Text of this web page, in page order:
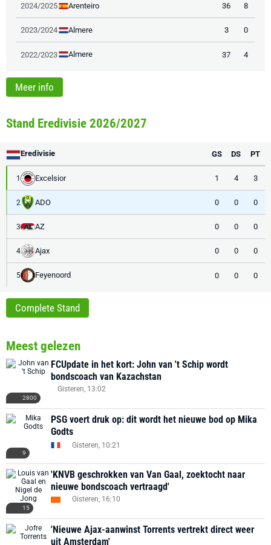
2024/2025 Arenteiro 36 8
2023/2024 Almere 3 0
2022/2023 Almere 37 4
Meer info
Stand Eredivisie 2026/2027
Eredivisie GS DS PT
1 Excelsior 1 4 3
2 ADO 0 0 0
3 AZ 0 0 0
4 Ajax 0 0 0
5 Feyenoord 0 0 0
Complete Stand
Meest gelezen
2800
FCUpdate in het kort: John van 't Schip wordt
bondscoach van Kazachstan
Gisteren, 13:02
9
PSG voert druk op: dit wordt het nieuwe bod op Mika
Godts
Gisteren, 10:21
15
'KNVB geschrokken van Van Gaal, zoektocht naar
nieuwe bondscoach vertraagd'
Gisteren, 16:10
'Nieuwe Ajax-aanwinst Torrents vertrekt direct weer
uit Amsterdam'